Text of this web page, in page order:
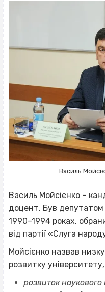
Василь
Василь Мойсієнко –
доцент. Був депутатом
1990–1994 роках,
від партії «Слуга
Мойсієнко назвав
розвитку
розвиток